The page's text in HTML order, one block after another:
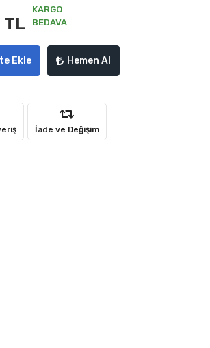
TL
KARGO
BEDAVA
Ekle Hemen Al
İade ve Değişim